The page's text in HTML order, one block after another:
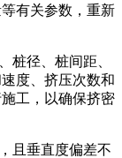
有关参数，重新
桩径、桩间距、
度、挤压次数和
工，以确保挤密
且垂直度偏差不